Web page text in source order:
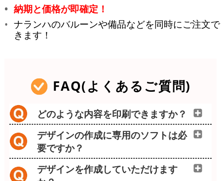
納期と価格が即確定！
ナランハのバルーンや備品などを同時にご注文で
きます！
FAQ(よくあるご質問)
どのような内容を印刷できますか？
デザインの作成に専用のソフトは必
要ですか？
デザインを作成していただけます